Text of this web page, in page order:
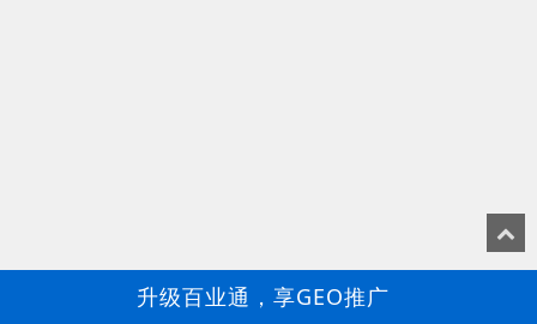
升级百业通，享GEO推广